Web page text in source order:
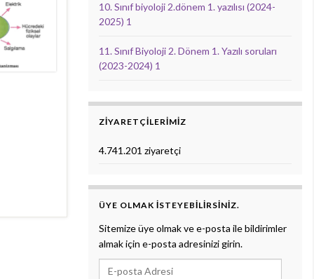
10. Sınıf biyoloji 2.dönem 1. yazılısı (2024-
2025) 1
11. Sınıf Biyoloji 2. Dönem 1. Yazılı soruları
(2023-2024) 1
ZIYARETÇILERIMIZ
4.741.201 ziyaretçi
ÜYE OLMAK ISTEYEBILIRSINIZ.
Sitemize üye olmak ve e-posta ile bildirimler
almak için e-posta adresinizi girin.
E-posta Adresi